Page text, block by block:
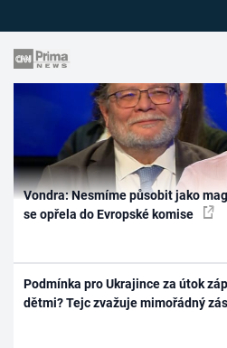
Vondra: Nesmíme působit jako
se opřela do Evropské komise
Podmínka pro Ukrajince za útok
dětmi? Tejc zvažuje mimořádný